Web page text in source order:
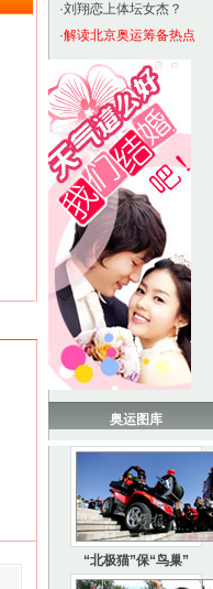
·刘翔恋上体坛女杰？
·解读北京奥运筹备热点
奥运图库
“北极猫”保“鸟巢”